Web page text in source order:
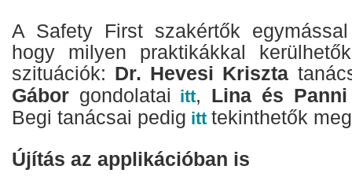
A Safety First szakértők
hogy milyen praktikákkal
szituációk: Dr. Hevesi Kriszta
Gábor gondolatai itt, Lina és Panni
Begi tanácsai pedig itt tekinthetők
Újítás az applikációban is